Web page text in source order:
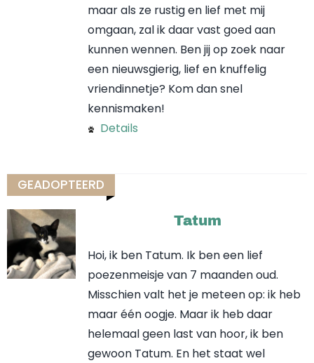
maar als ze rustig en lief met mij
omgaan, zal ik daar vast goed aan
kunnen wennen. Ben jij op zoek naar
een nieuwsgierig, lief en knuffelig
vriendinnetje? Kom dan snel
kennismaken!
Details
GEADOPTEERD
Niet op
voorraad
Tatum
Hoi, ik ben Tatum. Ik ben een lief
poezenmeisje van 7 maanden oud.
Misschien valt het je meteen op: ik heb
maar één oogje. Maar ik heb daar
helemaal geen last van hoor, ik ben
gewoon Tatum. En het staat wel